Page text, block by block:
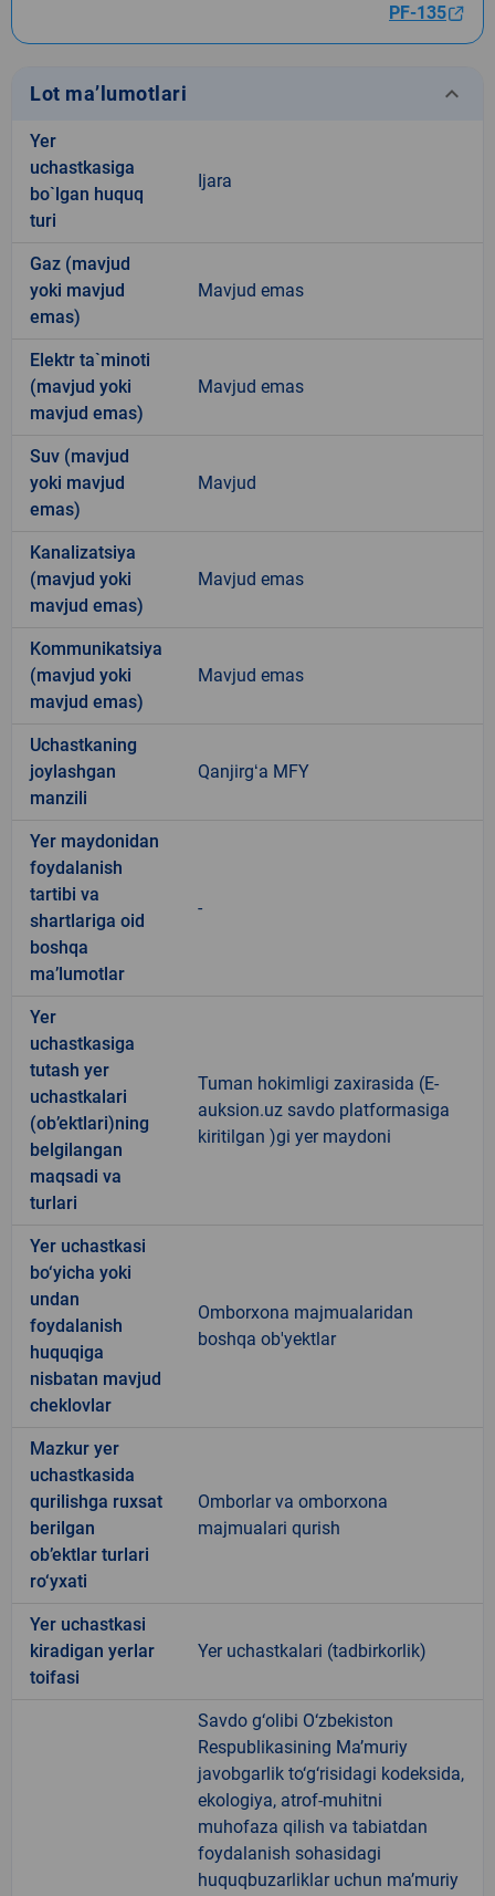
PF-135
Lot ma’lumotlari keyboard_arrow_down
Yer
uchastkasiga
bo`lgan huquq
turi
Ijara
Gaz (mavjud
yoki mavjud
emas)
Mavjud emas
Elektr ta`minoti
(mavjud yoki
mavjud emas)
Mavjud emas
Suv (mavjud
yoki mavjud
emas)
Mavjud
Kanalizatsiya
(mavjud yoki
mavjud emas)
Mavjud emas
Kommunikatsiya
(mavjud yoki
mavjud emas)
Mavjud emas
Uchastkaning
joylashgan
manzili
Qanjirgʻa MFY
Yer maydonidan
foydalanish
tartibi va
shartlariga oid
boshqa
ma’lumotlar
-
Yer
uchastkasiga
tutash yer
uchastkalari
(ob’ektlari)ning
belgilangan
maqsadi va
turlari
Tuman hokimligi zaxirasida (E-
auksion.uz savdo platformasiga
kiritilgan )gi yer maydoni
Yer uchastkasi
bo‘yicha yoki
undan
foydalanish
huquqiga
nisbatan mavjud
cheklovlar
Omborxona majmualaridan
boshqa ob'yektlar
Mazkur yer
uchastkasida
qurilishga ruxsat
berilgan
ob’ektlar turlari
ro‘yxati
Omborlar va omborxona
majmualari qurish
Yer uchastkasi
kiradigan yerlar
toifasi
Yer uchastkalari (tadbirkorlik)
Savdo g‘olibi O‘zbekiston
Respublikasining Ma’muriy
javobgarlik to‘g‘risidagi kodeksida,
ekologiya, atrof-muhitni
muhofaza qilish va tabiatdan
foydalanish sohasidagi
huquqbuzarliklar uchun ma’muriy